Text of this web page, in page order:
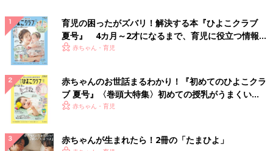
育児の困ったがズバリ！解決する本『ひよこクラブ
夏号』 4カ月～2才になるまで、育児に役立つ情報が
いっぱい！
赤ちゃん・育児
赤ちゃんのお世話まるわかり！『初めてのひよこクラ
ブ 夏号』〈巻頭大特集〉初めての授乳がうまくい
く！ おっぱい・ミルクの基本と夏のトラブル 解決テ
赤ちゃん・育児
赤ちゃんが生まれたら！2冊の「たまひよ」